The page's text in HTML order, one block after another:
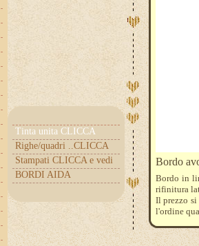
Tinta unita CLICCA
Righe/quadri ..CLICCA
Stampati CLICCA e vedi
BORDI AIDA
Bordo
Bordo in
rifinitura
Il prezzo si
l'ordine